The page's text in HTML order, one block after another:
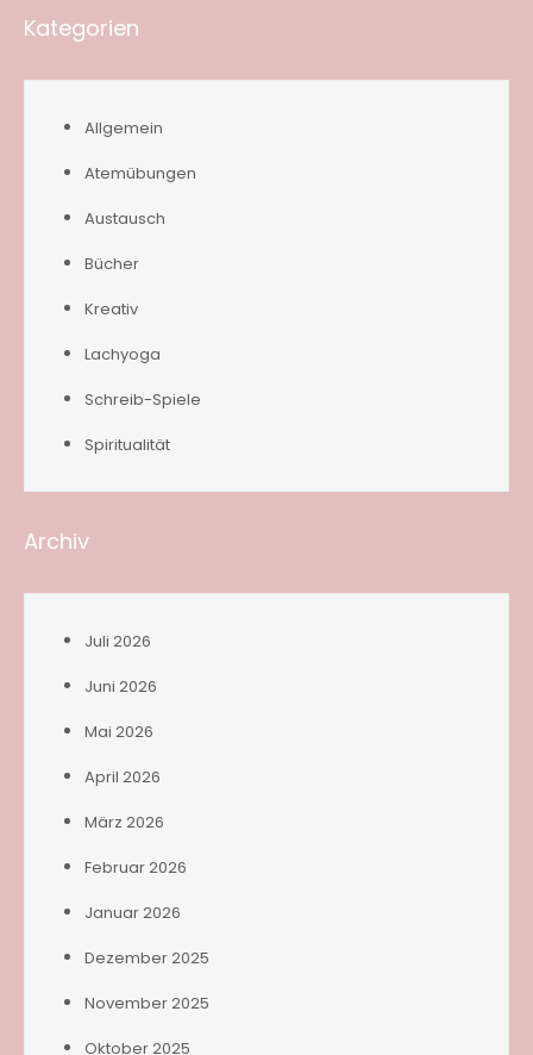
Kategorien
Allgemein
Atemübungen
Austausch
Bücher
Kreativ
Lachyoga
Schreib-Spiele
Spiritualität
Archiv
Juli 2026
Juni 2026
Mai 2026
April 2026
März 2026
Februar 2026
Januar 2026
Dezember 2025
November 2025
Oktober 2025